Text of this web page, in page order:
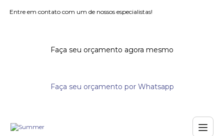
Entre em contato com um de nossos especialistas!
Faça seu orçamento agora mesmo
Faça seu orçamento por Whatsapp